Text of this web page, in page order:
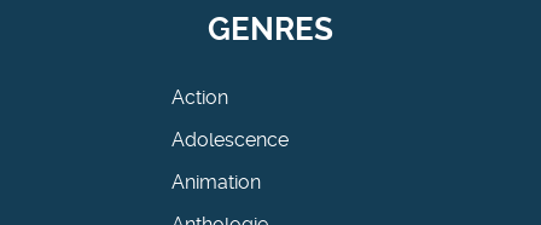
GENRES
Action
Adolescence
Animation